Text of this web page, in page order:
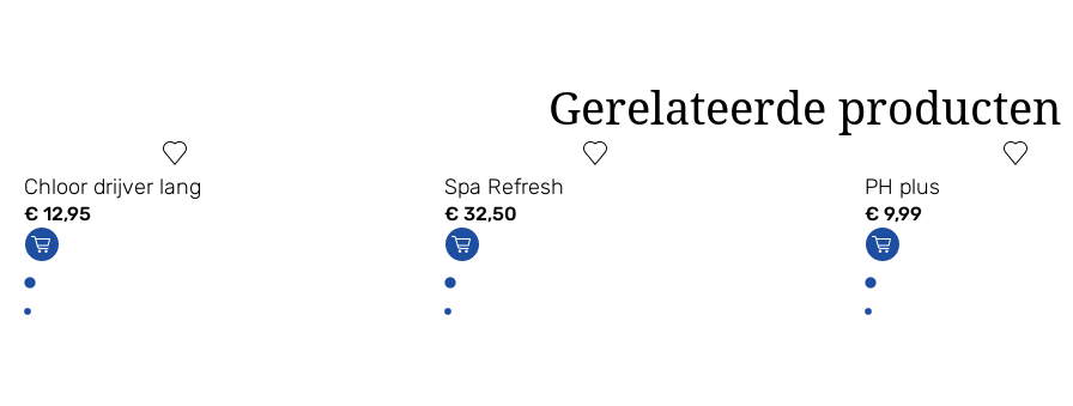
Gerelateerde producten
Chloor drijver lang
€ 12,95
Spa Refresh
€ 32,50
PH plus
€ 9,99